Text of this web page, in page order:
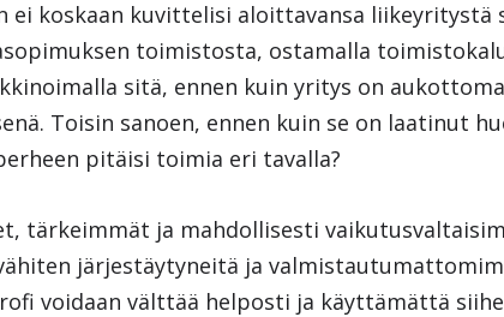
ei koskaan kuvittelisi aloittavansa liikeyritystä
toimistosta, ostamalla
sitä, ennen kuin yritys on
Toisin sanoen, ennen kuin se on laatinut
pitäisi toimia eri tavalla?
tärkeimmät ja mahdollisesti
järjestäytyneitä ja
voidaan välttää helposti ja käyttämättä